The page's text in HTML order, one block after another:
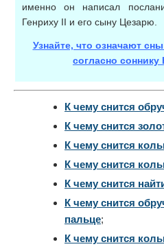
именно он написал
Генриху II и его сыну Цезарю.
Узнайте, что означают
согласно соннику
К чему снится
К чему снится
К чему снится
К чему снится
К чему снится
К чему снится
пальце;
К чему снится